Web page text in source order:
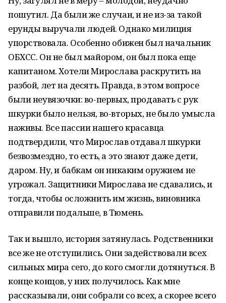
пошутил. Да были же случаи, и не из-за такой
ерунды выручали людей. Однако милиция
упорствовала. Особенно обижен был начальник
ОБХСС. Он не был майором, он был пока еще
капитаном. Хотели Мирослава раскрутить на
разбой, лет на десять. Правда, в этом вопросе
были неувязочки: во-первых, продавать с рук
шкурки было нельзя, во-вторых, не было умысла
наживы. Все пассии нашего красавца
подтвердили, что Мирослав отдавал шкурки
безвозмездно, то есть, а это знают даже дети,
даром. Ну, и бабкам он никаким оружием не
угрожал. Защитники Мирослава не сдавались, и
тогда, чтобы осложнить им жизнь, виновника
отправили подальше, в Тюмень.
Так и вышло, история затянулась. Родственники
все же не отступились. Они задействовали всех
сильных мира сего, до кого смогли дотянуться. В
конце концов, у них получилось. Как мне
рассказывали, они собрали со всех, а скорее всего